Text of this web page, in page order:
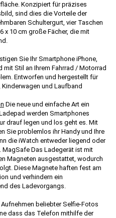
Konzipiert für präzises
sind dies die Vorteile der
Schultergurt, vier Taschen
x 10 cm große Fächer, die mit
Sie Ihr Smartphone iPhone,
mit Stil an Ihrem Fahrrad / Motorrad
Entworfen und hergestellt für
und Laufband
Die neue und einfache Art ein
werden Smartphones
drauf legen und los geht es. Mit
Sie problemlos ihr Handy und Ihre
die iWatch entweder liegend oder
Das Ladegerät ist mit
Magneten ausgestattet, wodurch
Diese Magnete haften fest am
und verhindern ein
des Ladevorgangs.
beliebter Selfie-Fotos
dass das Telefon mithilfe der